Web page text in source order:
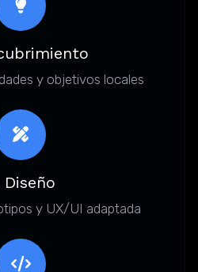
y objetivos locales
Diseño
y UX/UI adaptada